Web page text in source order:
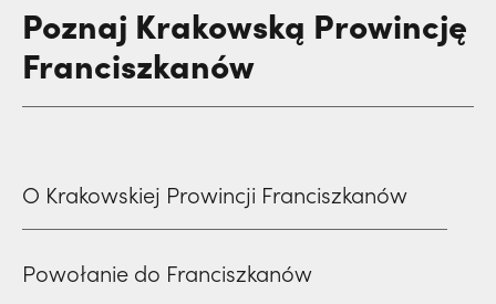
Poznaj Krakowską Prowincję
Franciszkanów
O Krakowskiej Prowincji Franciszkanów
Powołanie do Franciszkanów